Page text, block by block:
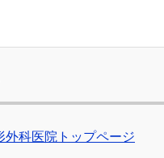
外科医院トップページ